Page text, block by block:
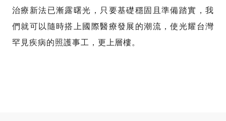
治療新法已漸露曙光，只要基礎穩固且準備踏實，我
們就可以隨時搭上國際醫療發展的潮流，使光耀台灣
罕見疾病的照護事工，更上層樓。